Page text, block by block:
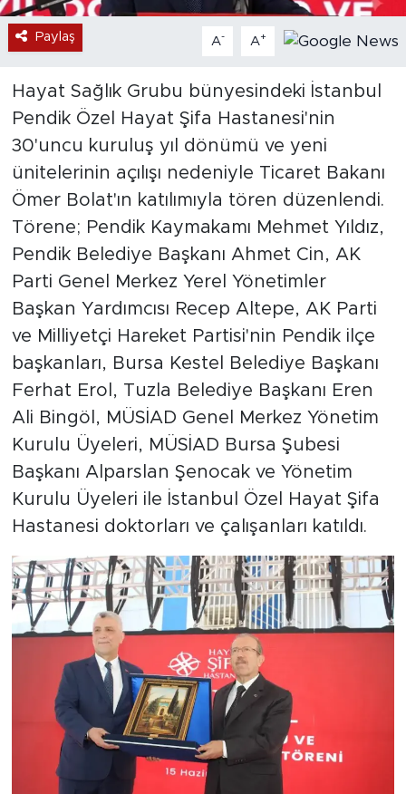
Paylaş A- A+
Hayat Sağlık Grubu bünyesindeki İstanbul
Pendik Özel Hayat Şifa Hastanesi'nin
30'uncu kuruluş yıl dönümü ve yeni
ünitelerinin açılışı nedeniyle Ticaret Bakanı
Ömer Bolat'ın katılımıyla tören düzenlendi.
Törene; Pendik Kaymakamı Mehmet Yıldız,
Pendik Belediye Başkanı Ahmet Cin, AK
Parti Genel Merkez Yerel Yönetimler
Başkan Yardımcısı Recep Altepe, AK Parti
ve Milliyetçi Hareket Partisi'nin Pendik ilçe
başkanları, Bursa Kestel Belediye Başkanı
Ferhat Erol, Tuzla Belediye Başkanı Eren
Ali Bingöl, MÜSİAD Genel Merkez Yönetim
Kurulu Üyeleri, MÜSİAD Bursa Şubesi
Başkanı Alparslan Şenocak ve Yönetim
Kurulu Üyeleri ile İstanbul Özel Hayat Şifa
Hastanesi doktorları ve çalışanları katıldı.